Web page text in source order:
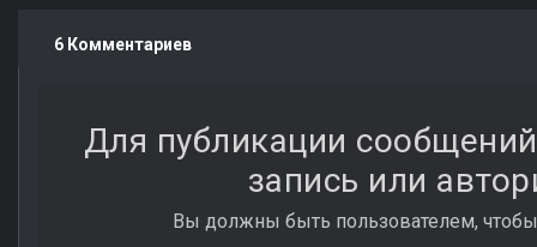
6 Комментариев
Для публикации
запись или
Вы должны быть пользователем,